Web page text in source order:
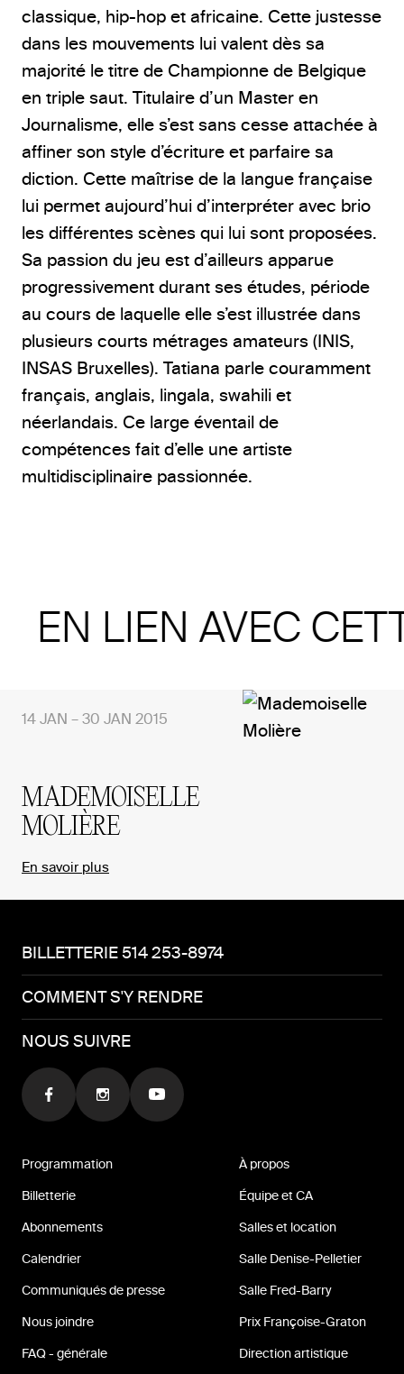
classique, hip-hop et africaine. Cette justesse
dans les mouvements lui valent dès sa
majorité le titre de Championne de Belgique
en triple saut. Titulaire d’un Master en
Journalisme, elle s’est sans cesse attachée à
affiner son style d’écriture et parfaire sa
diction. Cette maîtrise de la langue française
lui permet aujourd’hui d’interpréter avec brio
les différentes scènes qui lui sont proposées.
Sa passion du jeu est d’ailleurs apparue
progressivement durant ses études, période
au cours de laquelle elle s’est illustrée dans
plusieurs courts métrages amateurs (INIS,
INSAS Bruxelles). Tatiana parle couramment
français, anglais, lingala, swahili et
néerlandais. Ce large éventail de
compétences fait d’elle une artiste
multidisciplinaire passionnée.
EN LIEN AVEC
MADEMOISELLE
MOLIÈRE
14 JAN – 30 JAN 2015
En savoir plus
BILLETTERIE 514 253-8974
COMMENT S'Y RENDRE
NOUS SUIVRE
Programmation
Billetterie
Abonnements
Calendrier
Communiqués de presse
Nous joindre
FAQ - générale
À propos
Équipe et CA
Salles et location
Salle Denise-Pelletier
Salle Fred-Barry
Prix Françoise-Graton
Direction artistique